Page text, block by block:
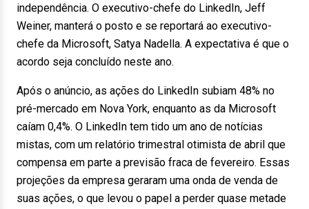
independência. O executivo-chefe do LinkedIn, Jeff
Weiner, manterá o posto e se reportará ao executivo-
chefe da Microsoft, Satya Nadella. A expectativa é que o
acordo seja concluído neste ano.
Após o anúncio, as ações do LinkedIn subiam 48% no
pré-mercado em Nova York, enquanto as da Microsoft
caíam 0,4%. O LinkedIn tem tido um ano de notícias
mistas, com um relatório trimestral otimista de abril que
compensa em parte a previsão fraca de fevereiro. Essas
projeções da empresa geraram uma onda de venda de
suas ações, o que levou o papel a perder quase metade